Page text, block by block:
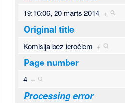
19:16:06, 20 marts 2014 +
Original title
Komisija bez ieročiem +
Page number
4 +
Processing error